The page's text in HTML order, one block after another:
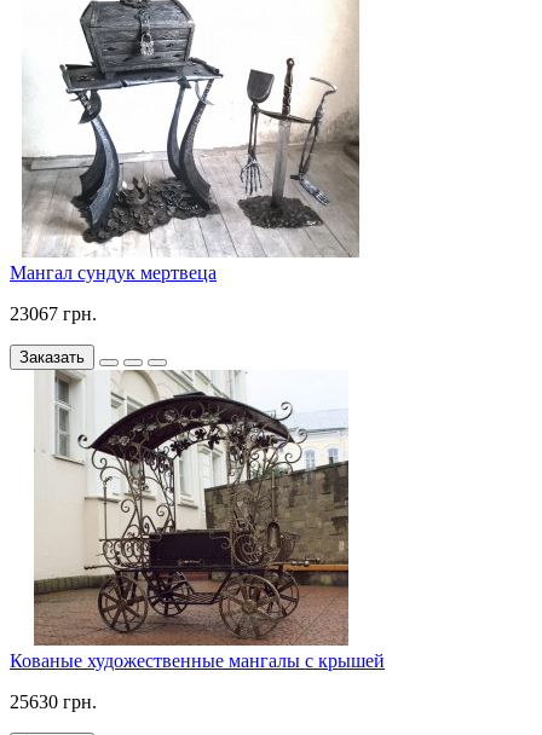
Мангал сундук мертвеца
23067 грн.
Заказать
Кованые художественные мангалы с крышей
25630 грн.